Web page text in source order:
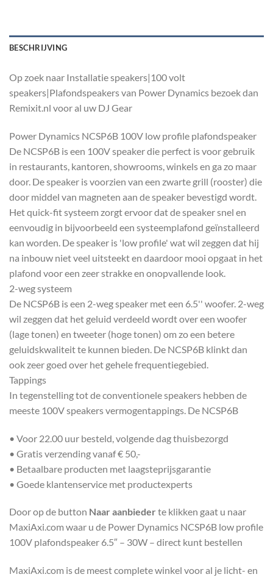
BESCHRIJVING
Op zoek naar Installatie speakers|100 volt
speakers|Plafondspeakers van Power Dynamics bezoek dan
Remixit.nl voor al uw DJ Gear
Power Dynamics NCSP6B 100V low profile plafondspeaker
De NCSP6B is een 100V speaker die perfect is voor gebruik
in restaurants, kantoren, showrooms, winkels en ga zo maar
door. De speaker is voorzien van een zwarte grill (rooster) die
door middel van magneten aan de speaker bevestigd wordt.
Het quick-fit systeem zorgt ervoor dat de speaker snel en
eenvoudig in bijvoorbeeld een systeemplafond geïnstalleerd
kan worden. De speaker is 'low profile' wat wil zeggen dat hij
na inbouw niet veel uitsteekt en daardoor mooi opgaat in het
plafond voor een zeer strakke en onopvallende look.
2-weg systeem
De NCSP6B is een 2-weg speaker met een 6.5'' woofer. 2-weg
wil zeggen dat het geluid verdeeld wordt over een woofer
(lage tonen) en tweeter (hoge tonen) om zo een betere
geluidskwaliteit te kunnen bieden. De NCSP6B klinkt dan
ook zeer goed over het gehele frequentiegebied.
Tappings
In tegenstelling tot de conventionele speakers hebben de
meeste 100V speakers vermogentappings. De NCSP6B
• Voor 22.00 uur besteld, volgende dag thuisbezorgd
• Gratis verzending vanaf € 50,-
• Betaalbare producten met laagsteprijsgarantie
• Goede klantenservice met productexperts
Door op de button Naar aanbieder te klikken gaat u naar
MaxiAxi.com waar u de Power Dynamics NCSP6B low profile
100V plafondspeaker 6.5″ – 30W – direct kunt bestellen
MaxiAxi.com is de meest complete winkel voor al je licht- en